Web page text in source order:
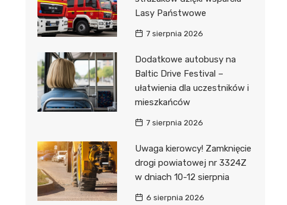
Lasy Państwowe
7 sierpnia 2026
Dodatkowe autobusy na
Baltic Drive Festival –
ułatwienia dla uczestników i
mieszkańców
7 sierpnia 2026
Uwaga kierowcy! Zamknięcie
drogi powiatowej nr 3324Z
w dniach 10-12 sierpnia
6 sierpnia 2026